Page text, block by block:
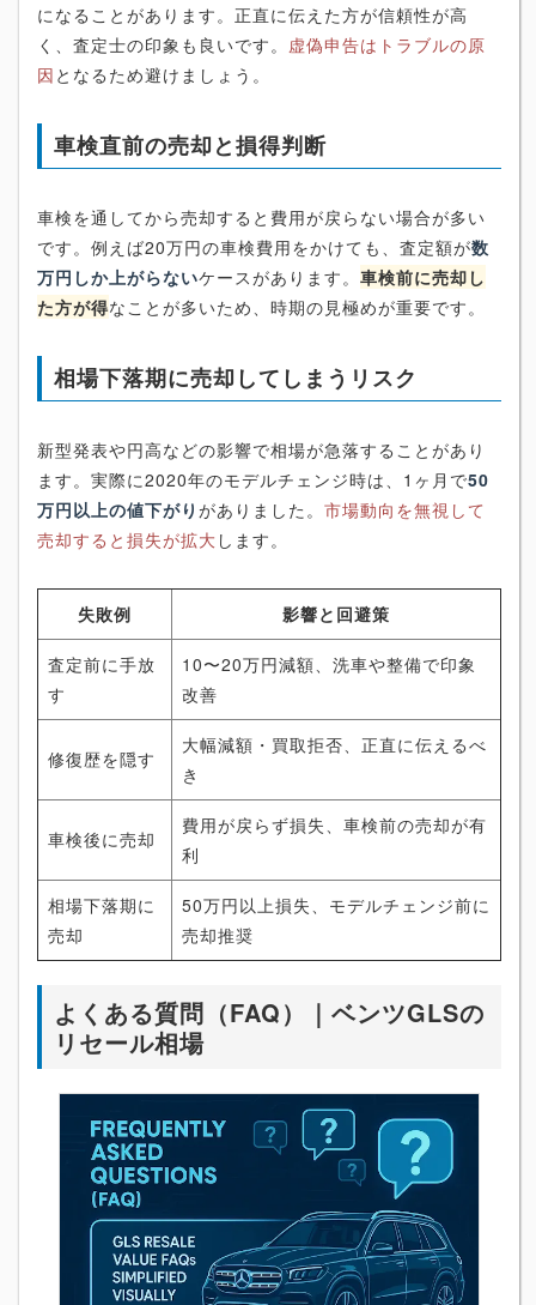
になることがあります。正直に伝えた方が信頼性が高
く、査定士の印象も良いです。 虚偽申告はトラブルの原
因 となるため避けましょう。
車検直前の売却と損得判断
車検を通してから売却すると費用が戻らない場合が多い
です。例えば20万円の車検費用をかけても、査定額が数
万円しか上がらないケースがあります。 車検前に売却し
た方が得なことが多いため、時期の見極めが重要です。
相場下落期に売却してしまうリスク
新型発表や円高などの影響で相場が急落することがあり
ます。実際に2020年のモデルチェンジ時は、1ヶ月で50
万円以上の値下がり がありました。 市場動向を無視して
売却すると損失が拡大 します。
失敗例 影響と回避策
査定前に手放
す
10〜20万円減額、洗車や整備で印象
改善
修復歴を隠す
大幅減額・買取拒否、正直に伝えるべ
き
車検後に売却
費用が戻らず損失、車検前の売却が有
利
相場下落期に
売却
50万円以上損失、モデルチェンジ前に
売却推奨
よくある質問（FAQ）｜ベンツGLSの
リセール相場